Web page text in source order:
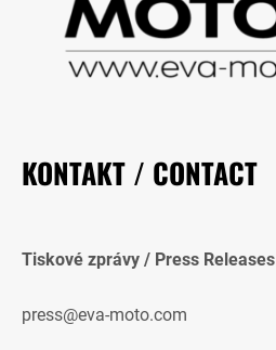
KONTAKT / CONTACT
Tiskové zprávy / Press Releases
press@eva-moto.com